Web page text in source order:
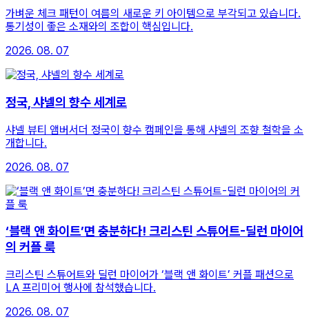
가벼운 체크 패턴이 여름의 새로운 키 아이템으로 부각되고 있습니다.
통기성이 좋은 소재와의 조합이 핵심입니다.
2026. 08. 07
정국, 샤넬의 향수 세계로
샤넬 뷰티 앰버서더 정국이 향수 캠페인을 통해 샤넬의 조향 철학을 소
개합니다.
2026. 08. 07
‘블랙 앤 화이트’면 충분하다! 크리스틴 스튜어트-딜런 마이어
의 커플 룩
크리스틴 스튜어트와 딜런 마이어가 ‘블랙 앤 화이트’ 커플 패션으로
LA 프리미어 행사에 참석했습니다.
2026. 08. 07